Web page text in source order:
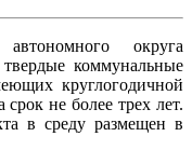
округа
коммунальные
круглогодичной
не более трех лет.
в среду размещен в